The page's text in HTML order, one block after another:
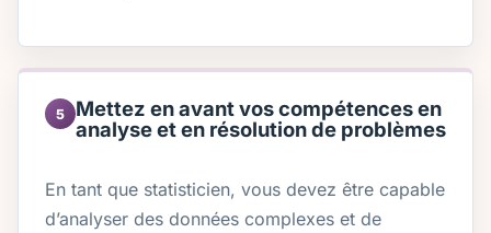
5
Mettez en avant vos compétences en
analyse et en résolution de problèmes
En tant que statisticien, vous devez être capable
d’analyser des données complexes et de